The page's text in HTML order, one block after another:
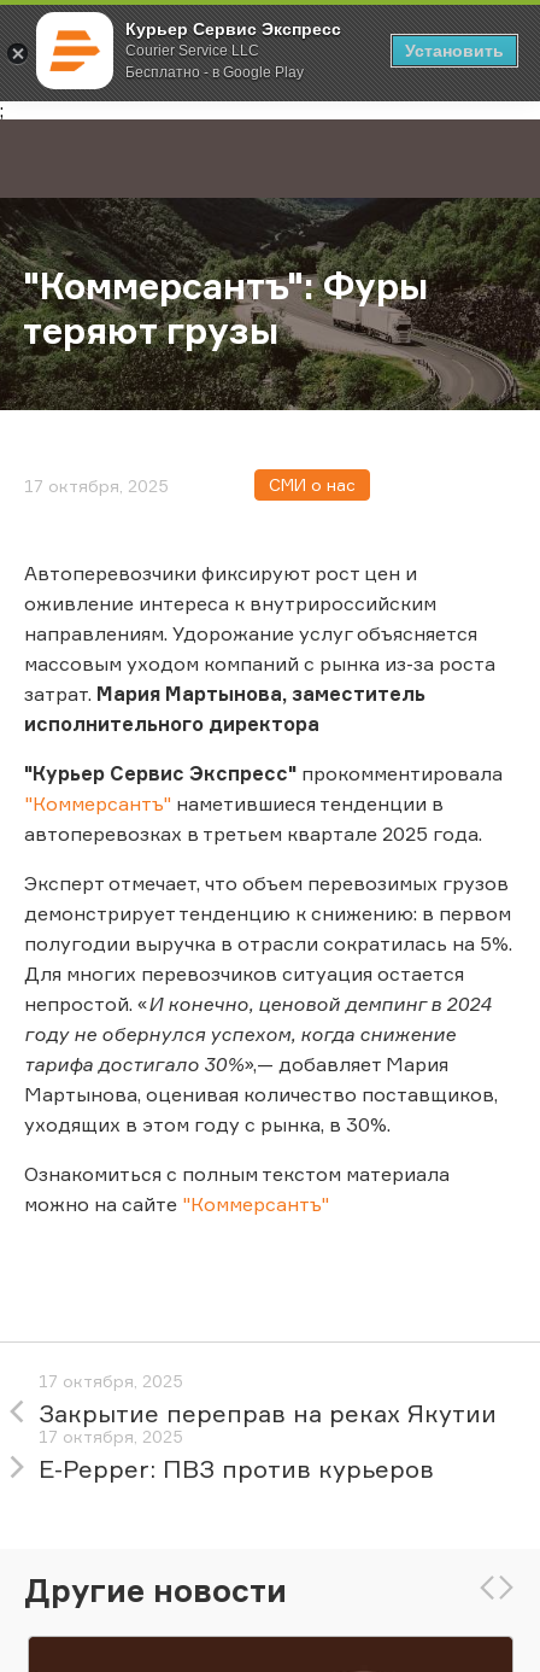
Курьер Сервис Экспресс
Courier Service LLC
Бесплатно - в Google Play
Установить
;
Главная О компании Новости "Коммерсантъ": Фуры теряют
"Коммерсантъ": Фуры
теряют грузы
17 октября, 2025 СМИ о нас
Автоперевозчики фиксируют рост цен и
оживление интереса к внутрироссийским
направлениям. Удорожание услуг объясняется
массовым уходом компаний с рынка из-за роста
затрат. Мария Мартынова, заместитель
исполнительного директора
"Курьер Сервис Экспресс" прокомментировала
"Коммерсантъ" наметившиеся тенденции в
автоперевозках в третьем квартале 2025 года.
Эксперт отмечает, что объем перевозимых грузов
демонстрирует тенденцию к снижению: в первом
полугодии выручка в отрасли сократилась на 5%.
Для многих перевозчиков ситуация остается
непростой. «И конечно, ценовой демпинг в 2024
году не обернулся успехом, когда снижение
тарифа достигало 30%»,— добавляет Мария
Мартынова, оценивая количество поставщиков,
уходящих в этом году с рынка, в 30%.
Ознакомиться с полным текстом материала
можно на сайте "Коммерсантъ"
17 октября, 2025
Закрытие переправ на реках Якутии
17 октября, 2025
E-Pepper: ПВЗ против курьеров
Другие новости